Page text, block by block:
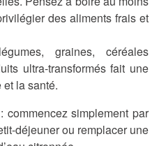
des aliments frais et
graines, céréales
ultra-transformés fait une
et la santé.
simplement par
déjeuner ou remplacer une